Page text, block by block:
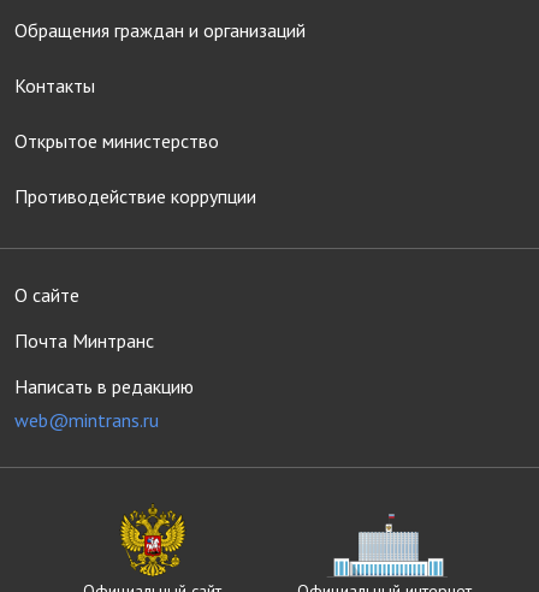
Обращения граждан и организаций
Контакты
Открытое министерство
Противодействие коррупции
О сайте
Почта Минтранс
Написать в редакцию
web@mintrans.ru